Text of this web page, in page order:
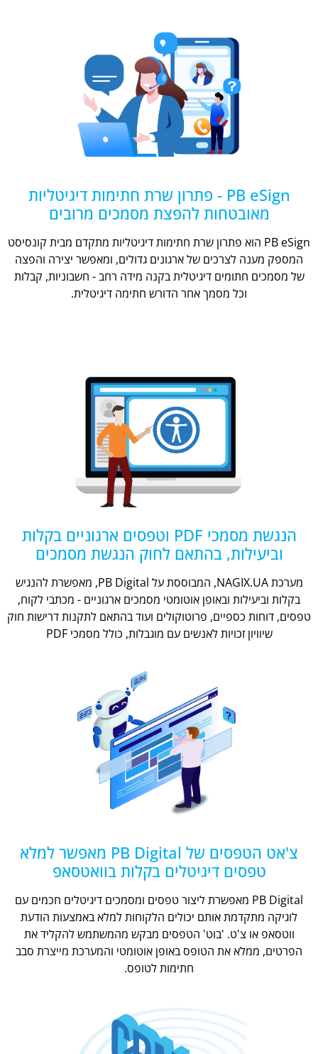
PB eSign - פתרון שרת חתימות דיגיטליות
מאובטחות להפצת מסמכים מרובים
PB eSign הוא פתרון שרת חתימות דיגיטליות מתקדם מבית קונסיסט
המספק מענה לצרכים של ארגונים גדולים, ומאפשר יצירה והפצה
של מסמכים חתומים דיגיטלית בקנה מידה רחב - חשבוניות, קבלות
וכל מסמך אחר הדורש חתימה דיגיטלית.
הנגשת מסמכי PDF וטפסים ארגוניים בקלות
וביעילות, בהתאם לחוק הנגשת מסמכים
מערכת NAGIX.UA, המבוססת על PB Digital, מאפשרת להנגיש
בקלות וביעילות ובאופן אוטומטי מסמכים ארגוניים - מכתבי לקוח,
טפסים, דוחות כספיים, פרוטוקולים ועוד בהתאם לתקנות דרישות חוק
שיוויון זכויות לאנשים עם מוגבלות, כולל מסמכי PDF
צ'אט הטפסים של PB Digital מאפשר למלא
טפסים דיגיטלים בקלות בוואטסאפ
PB Digital מאפשרת ליצור טפסים ומסמכים דיגיטלים חכמים עם
לוגיקה מתקדמת אותם יכולים הלקוחות למלא באמצעות הודעת
ווטסאפ או צ'ט. 'בוט' הטפסים מבקש מהמשתמש להקליד את
הפרטים, ממלא את הטופס באופן אוטומטי והמערכת מייצרת סבב
חתימות לטופס.